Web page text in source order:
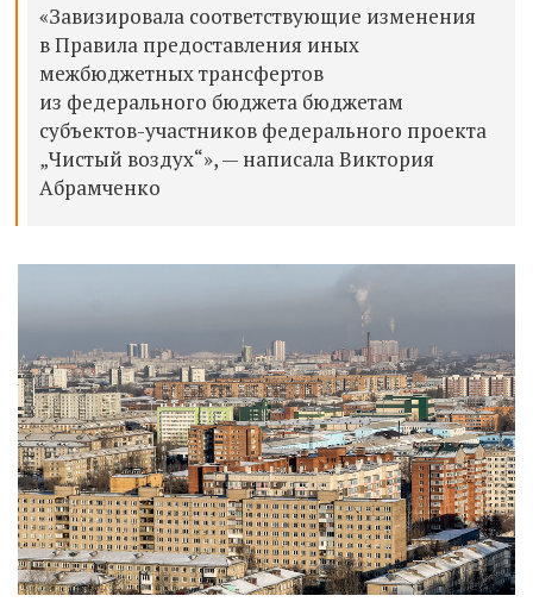
«Завизировала соответствующие изменения
в Правила предоставления иных
межбюджетных трансфертов
из федерального бюджета бюджетам
субъектов-участников федерального проекта
„Чистый воздух“», — написала Виктория
Абрамченко